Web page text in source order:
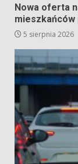
Nowa oferta
mieszkańców
5 sierpnia 2026